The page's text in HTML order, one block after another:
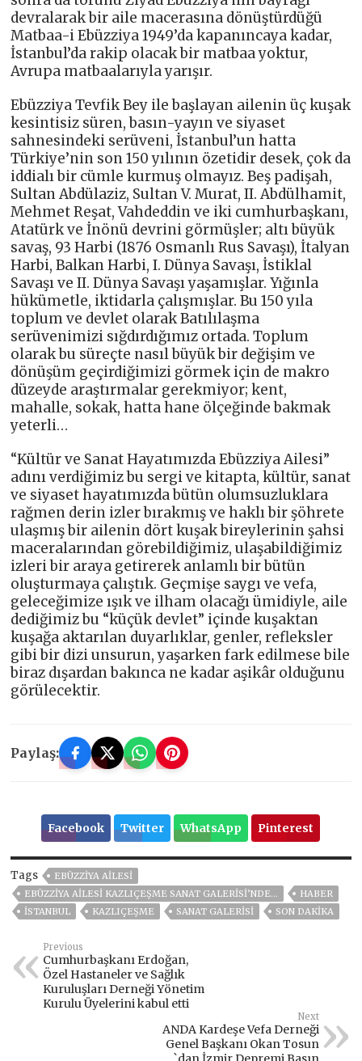
devralarak bir aile macerasına dönüştürdüğü
Matbaa-i Ebüzziya 1949’da kapanıncaya kadar,
İstanbul’da rakip olacak bir matbaa yoktur,
Avrupa matbaalarıyla yarışır.
Ebüzziya Tevfik Bey ile başlayan ailenin üç kuşak
kesintisiz süren, basın-yayın ve siyaset
sahnesindeki serüveni, İstanbul’un hatta
Türkiye’nin son 150 yılının özetidir desek, çok da
iddialı bir cümle kurmuş olmayız. Beş padişah,
Sultan Abdülaziz, Sultan V. Murat, II. Abdülhamit,
Mehmet Reşat, Vahdeddin ve iki cumhurbaşkanı,
Atatürk ve İnönü devrini görmüşler; altı büyük
savaş, 93 Harbi (1876 Osmanlı Rus Savaşı), İtalyan
Harbi, Balkan Harbi, I. Dünya Savaşı, İstiklal
Savaşı ve II. Dünya Savaşı yaşamışlar. Yığınla
hükümetle, iktidarla çalışmışlar. Bu 150 yıla
toplum ve devlet olarak Batılılaşma
serüvenimizi sığdırdığımız ortada. Toplum
olarak bu süreçte nasıl büyük bir değişim ve
dönüşüm geçirdiğimizi görmek için de makro
düzeyde araştırmalar gerekmiyor; kent,
mahalle, sokak, hatta hane ölçeğinde bakmak
yeterli…
“Kültür ve Sanat Hayatımızda Ebüzziya Ailesi”
adını verdiğimiz bu sergi ve kitapta, kültür, sanat
ve siyaset hayatımızda bütün olumsuzluklara
rağmen derin izler bırakmış ve haklı bir şöhrete
ulaşmış bir ailenin dört kuşak bireylerinin şahsi
maceralarından görebildiğimiz, ulaşabildiğimiz
izleri bir araya getirerek anlamlı bir bütün
oluşturmaya çalıştık. Geçmişe saygı ve vefa,
geleceğimize ışık ve ilham olacağı ümidiyle, aile
dediğimiz bu “küçük devlet” içinde kuşaktan
kuşağa aktarılan duyarlıklar, genler, refleksler
gibi bir dizi unsurun, yaşarken fark edilmese bile
biraz dışardan bakınca ne kadar aşikâr olduğunu
görülecektir.
Paylaş:
Facebook Twitter WhatsApp Pinterest
Tags
EBÜZZIYA AILESI
EBÜZZIYA AILESI KAZLIÇEŞME SANAT GALERISI’NDE…
HABER
ISTANBUL
KAZLIÇEŞME SANAT GALERISI SON DAKIKA
Previous
Cumhurbaşkanı Erdoğan,
Özel Hastaneler ve Sağlık
Kuruluşları Derneği Yönetim
Kurulu Üyelerini kabul etti
Next
ANDA Kardeşe Vefa Derneği
Genel Başkanı Okan Tosun